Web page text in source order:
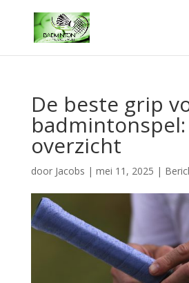
De beste grip
overzicht
door Jacobs | mei 11, 2025 |